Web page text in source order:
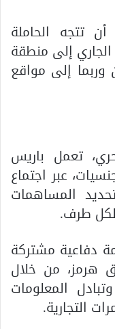
تتجه الحاملة
الجاري إلى منطقة
إلى مواقع
تعمل باريس
عبر اجتماع
40 دولة لتحديد المساهمات
لكل طرف.
دفاعية مشتركة
هرمز، من خلال
المعلومات
التجارية.